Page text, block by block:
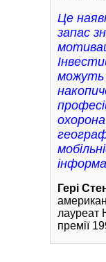
Це
запас
можуть
Гері
лауреат
премії